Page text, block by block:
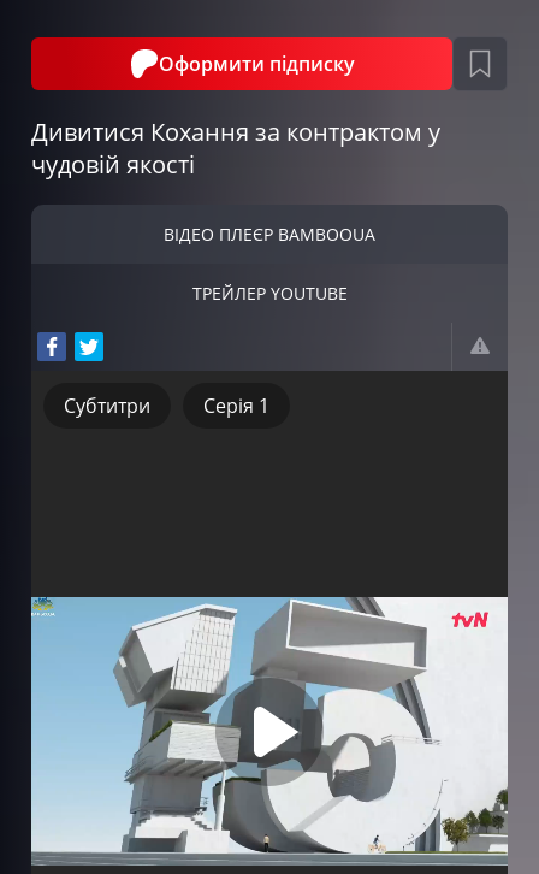
Оформити підписку
Дивитися Кохання за контрактом у
чудовій якості
ВІДЕО ПЛЕЄР BAMBOOUA
ТРЕЙЛЕР YOUTUBE
Серія 1
Серія 5
Серія 6
Серія 7
Серія 8
Серія 9
Серія 10
Субтитри